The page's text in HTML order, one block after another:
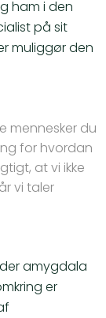
ham i den
på sit
muliggør den
mennesker du
for hvordan
at vi ikke
vi taler
amygdala
er